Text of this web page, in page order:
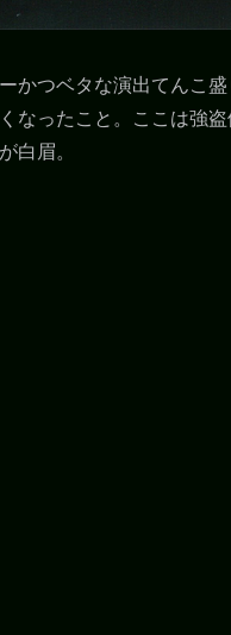
かつベタな演出てんこ
なったこと。ここは強
白眉。